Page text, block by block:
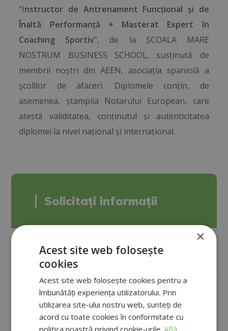
“Instructor de Antrenament Funcțional și de
Înaltă Performanță + Masterat Expert în
Coaching Sportiv”, de la ȘCOALA MARE
NOSTRUM BUSINESS SCHOOL, susținută de
membrii noștri din AEEN, asociația spaniolă a
școlilor de afaceri. Diplomele conțin, de
asemenea, ștampila Notarului European, care
atestă validitatea, conținutul și autenticitatea
diplomei la nivel național și internațional.
Solicitați informații
×
Acest site web folosește
cookies
Acest site web folosește cookies pentru a
îmbunătăți experiența utilizatorului. Prin
utilizarea site-ului nostru web, sunteți de
acord cu toate cookies în conformitate cu
politica noastră privind cookie-urile. Află